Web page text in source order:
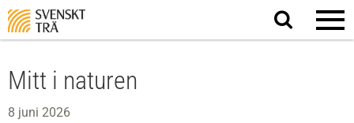
Sök
på
Mitt i naturen
8 juni 2026